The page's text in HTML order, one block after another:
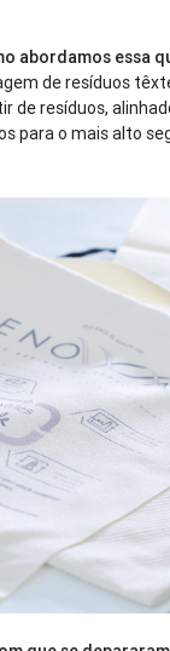
abordamos essa
de resíduos
de resíduos,
para o mais alto